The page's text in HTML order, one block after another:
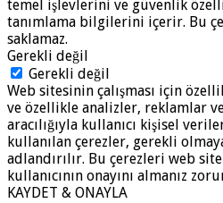
temel işlevlerini ve güvenlik
tanımlama bilgilerini içerir. Bu
saklamaz.
Gerekli değil
Gerekli değil
Web sitesinin çalışması için
ve özellikle analizler, reklamlar
aracılığıyla kullanıcı kişisel
kullanılan çerezler, gerekli
adlandırılır. Bu çerezleri web
kullanıcının onayını almanız
KAYDET & ONAYLA